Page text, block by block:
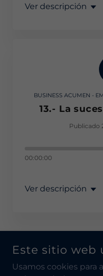
Ver descripción
BUSINESS ACUMEN -
13.- La
Publicado
00:00:00
Ver descripción
TODOS LOS
Este sitio web
Usamos cookies para